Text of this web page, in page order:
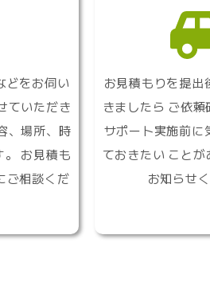
どをお伺い
ていただき
、場所、時
。 お見積も
ご相談くだ
お見積もりを提出
きましたら ご依頼
サポート実施前に
ておきたい こと
お知らせ